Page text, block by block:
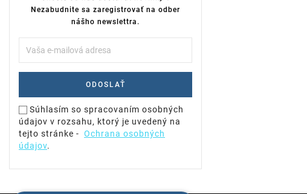
Nezabudnite sa zaregistrovať na odber
nášho newslettra.
Súhlasím so spracovaním osobných
údajov v rozsahu, ktorý je uvedený na
tejto stránke - Ochrana osobných
údajov.